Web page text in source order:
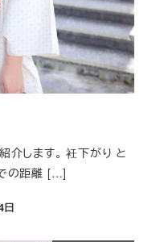
介します。 衽下がり​ と
の距離 […]
日